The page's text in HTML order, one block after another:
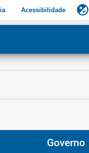
Acessibilidade flaky
Governo